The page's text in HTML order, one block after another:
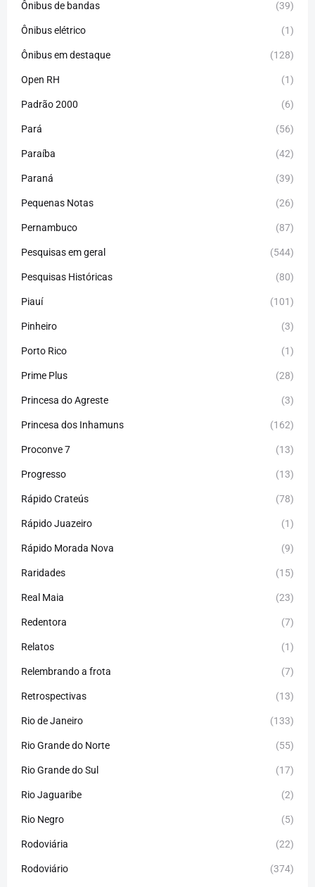
Ônibus de bandas (39)
Ônibus elétrico (1)
Ônibus em destaque (128)
Open RH (1)
Padrão 2000 (6)
Pará (56)
Paraíba (42)
Paraná (39)
Pequenas Notas (26)
Pernambuco (87)
Pesquisas em geral (544)
Pesquisas Históricas (80)
Piauí (101)
Pinheiro (3)
Porto Rico (1)
Prime Plus (28)
Princesa do Agreste (3)
Princesa dos Inhamuns (162)
Proconve 7 (13)
Progresso (13)
Rápido Crateús (78)
Rápido Juazeiro (1)
Rápido Morada Nova (9)
Raridades (15)
Real Maia (23)
Redentora (7)
Relatos (1)
Relembrando a frota (7)
Retrospectivas (13)
Rio de Janeiro (133)
Rio Grande do Norte (55)
Rio Grande do Sul (17)
Rio Jaguaribe (2)
Rio Negro (5)
Rodoviária (22)
Rodoviário (374)